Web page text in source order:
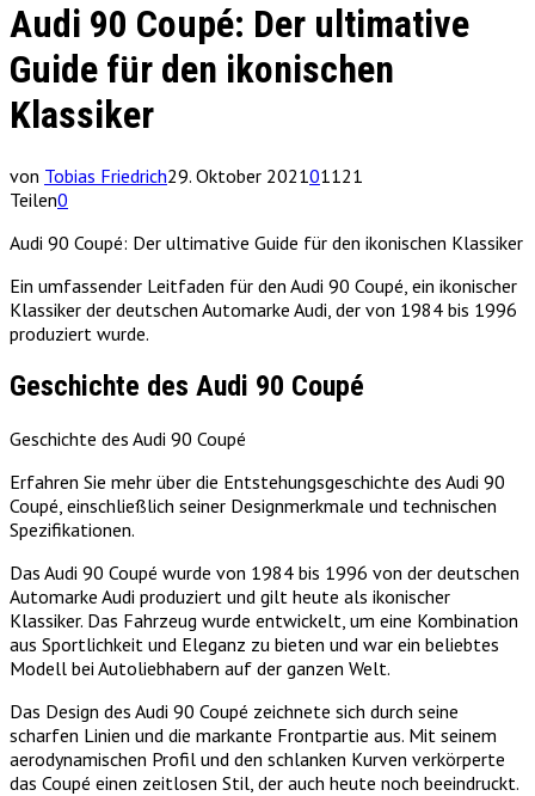
Audi 90 Coupé: Der ultimative
Guide für den ikonischen
Klassiker
von Tobias Friedrich29. Oktober 202101121
Teilen0
Audi 90 Coupé: Der ultimative Guide für den ikonischen Klassiker
Ein umfassender Leitfaden für den Audi 90 Coupé, ein ikonischer
Klassiker der deutschen Automarke Audi, der von 1984 bis 1996
produziert wurde.
Geschichte des Audi 90 Coupé
Geschichte des Audi 90 Coupé
Erfahren Sie mehr über die Entstehungsgeschichte des Audi 90
Coupé, einschließlich seiner Designmerkmale und technischen
Spezifikationen.
Das Audi 90 Coupé wurde von 1984 bis 1996 von der deutschen
Automarke Audi produziert und gilt heute als ikonischer
Klassiker. Das Fahrzeug wurde entwickelt, um eine Kombination
aus Sportlichkeit und Eleganz zu bieten und war ein beliebtes
Modell bei Autoliebhabern auf der ganzen Welt.
Das Design des Audi 90 Coupé zeichnete sich durch seine
scharfen Linien und die markante Frontpartie aus. Mit seinem
aerodynamischen Profil und den schlanken Kurven verkörperte
das Coupé einen zeitlosen Stil, der auch heute noch beeindruckt.